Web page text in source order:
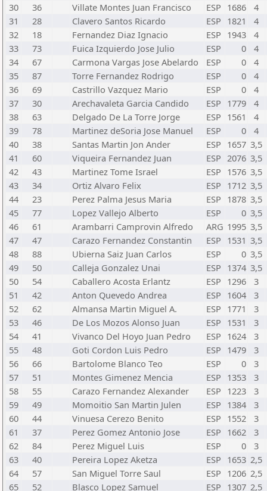
30
36 Villate Montes Juan Francisco ESP 1686
4
31
28 Clavero Santos Ricardo ESP 1821
4
32
18 Fernandez Diaz Ignacio ESP 1943
4
33
73 Fuica Izquierdo Jose Julio ESP 0
4
34
67 Carmona Vargas Jose Abelardo ESP 0
4
35
87 Torre Fernandez Rodrigo ESP 0
4
36
69 Castrillo Vazquez Mario ESP 0
4
37
30 Arechavaleta Garcia Candido ESP 1779
4
38
63 Delgado De La Torre Jorge ESP 1561
4
39
78 Martinez deSoria Jose Manuel ESP 0
4
40
38 Santas Martin Jon Ander ESP 1657 3,5
41
60 Viqueira Fernandez Juan ESP 2076 3,5
42
43 Martinez Tome Israel ESP 1576 3,5
43
34 Ortiz Alvaro Felix ESP 1712 3,5
44
23 Perez Palma Jesus Maria ESP 1878 3,5
45
77 Lopez Vallejo Alberto ESP 0 3,5
46
61 Arambarri Camprovin Alfredo ARG 1995 3,5
47
47 Carazo Fernandez Constantin ESP 1531 3,5
48
88 Ubierna Saiz Juan Carlos ESP 0 3,5
49
50 Calleja Gonzalez Unai ESP 1374 3,5
50
54 Caballero Acosta Erlantz ESP 1296
3
51
42 Anton Quevedo Andrea ESP 1604
3
52
62 Almansa Martin Miguel A. ESP 1771
3
53
46 De Los Mozos Alonso Juan ESP 1531
3
54
41 Vivanco Del Hoyo Juan Pedro ESP 1624
3
55
48 Goti Cordon Luis Pedro ESP 1479
3
56
66 Bartolome Blanco Teo ESP 0
3
57
51 Montes Gimenez Mencia ESP 1353
3
58
55 Carazo Fernandez Alexander ESP 1223
3
59
49 Momoitio San Martin Julen ESP 1384
3
60
44 Vinuesa Cerezo Benito ESP 1552
3
61
37 Perez Gomez Antonio Jose ESP 1662
3
62
84 Perez Miguel Luis ESP 0
3
63
40 Pereira Lopez Aketza ESP 1653 2,5
64
57 San Miguel Torre Saul ESP 1206 2,5
65
52 Blasco Lopez Samuel ESP 1307 2,5